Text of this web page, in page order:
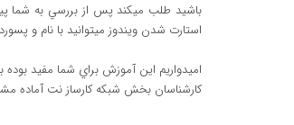
باشيد طلب ميکند پس از بررسي به شما
استارت شدن ويندوز ميتوانيد با نام و
اميدواريم اين آموزش براي شما مفيد بوده
کارشناسان بخش شبکه کارساز نت آماده